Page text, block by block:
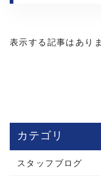
表示する記事はあり
カテゴリ
スタッフブログ